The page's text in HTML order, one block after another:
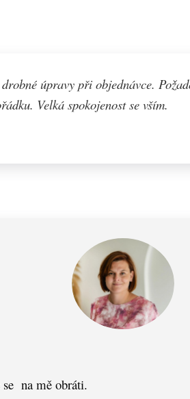
úpravy při objednávce.
Velká spokojenost se vším.
se na mě obráti.